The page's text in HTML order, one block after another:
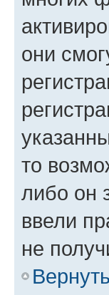
они
то
либо он
ввели
не